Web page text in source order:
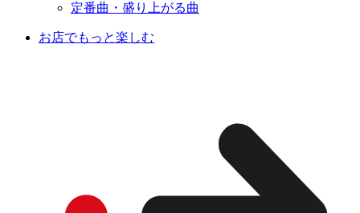
定番曲・盛り上がる曲
お店でもっと楽しむ